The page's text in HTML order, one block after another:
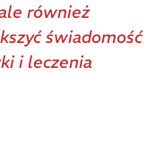
również
świadomość
i leczenia